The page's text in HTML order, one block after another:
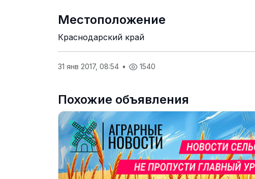
Местоположение
Краснодарский край
31 янв 2017, 08:54 • 1540
Похожие объявления